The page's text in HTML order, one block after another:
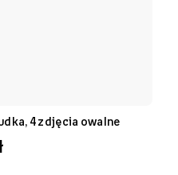
4 zdjęcia owalne